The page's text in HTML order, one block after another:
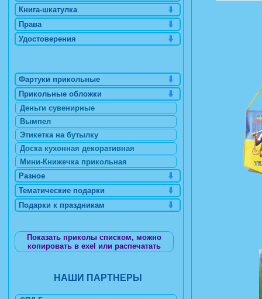
Книга-шкатулка
Права
Удостоверения
Фартуки прикольные
Прикольные обложки
Деньги сувенирные
Вымпел
Этикетка на бутылку
Доска кухонная декоративная
Мини-Книжечка прикольная
Разное
Тематические подарки
Подарки к праздникам
Показать приколы списком, можно
копировать в exel или распечатать
НАШИ ПАРТНЕРЫ